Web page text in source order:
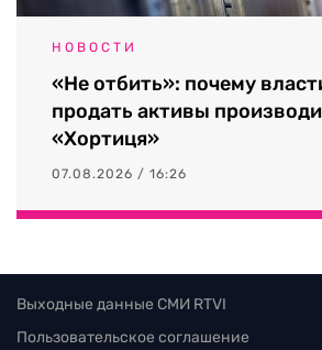
НОВОСТИ
«Не отбить»: почему
продать активы
«Хортиця»
07.08.2026 / 16:26
Выходные данные СМИ RTVI
Пользовательское соглашение